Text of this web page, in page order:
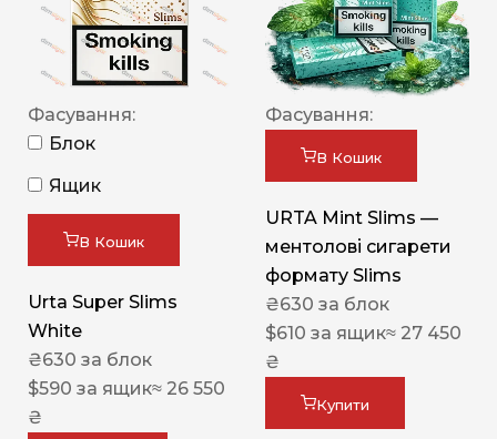
Фасування:
Блок
Ящик
В Кошик
Urta Super Slims
White
₴630 за блок
$590 за ящик≈ 26 550
₴
Фасування:
В Кошик
URTA Mint Slims —
ментолові сигарети
формату Slims
₴630 за блок
$610 за ящик≈ 27 450
₴
Купити